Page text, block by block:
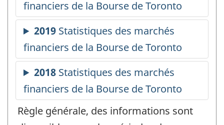
Règle générale, des informations sont